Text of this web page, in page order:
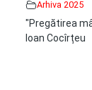
Arhiva 2025
"Pregătirea
Ioan Cocîrțeu